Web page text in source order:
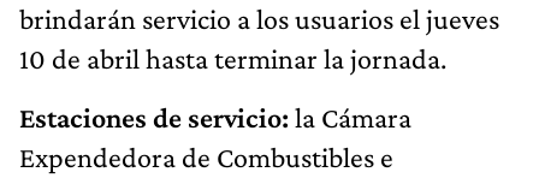
brindarán servicio a los usuarios el jueves
10 de abril hasta terminar la jornada.
Estaciones de servicio: la Cámara
Expendedora de Combustibles e